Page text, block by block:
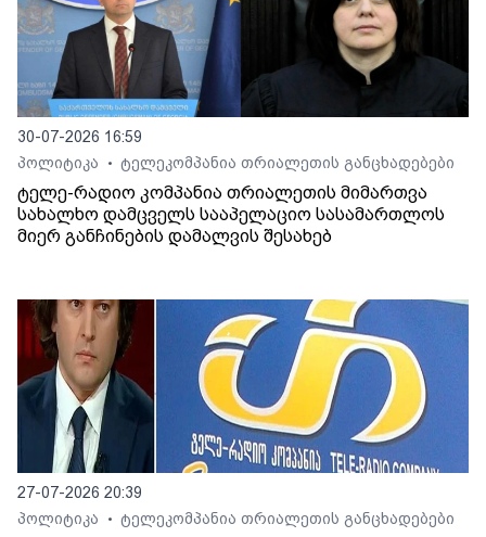
30-07-2026 16:59
პოლიტიკა
• ტელეკომპანია თრიალეთის განცხადებები
ტელე-რადიო კომპანია თრიალეთის მიმართვა
სახალხო დამცველს სააპელაციო სასამართლოს
მიერ განჩინების დამალვის შესახებ
27-07-2026 20:39
პოლიტიკა
• ტელეკომპანია თრიალეთის განცხადებები